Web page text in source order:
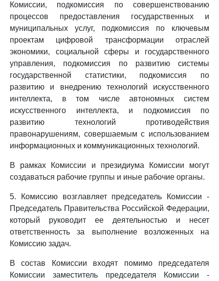
Комиссии, подкомиссия по совершенствованию
процессов предоставления государственных и
муниципальных услуг, подкомиссия по ключевым
проектам цифровой трансформации отраслей
экономики, социальной сферы и государственного
управления, подкомиссия по развитию системы
государственной статистики, подкомиссия по
развитию и внедрению технологий искусственного
интеллекта, в том числе автономных систем
искусственного интеллекта, и подкомиссия по
развитию технологий противодействия
правонарушениям, совершаемым с использованием
информационных и коммуникационных технологий.
В рамках Комиссии и президиума Комиссии могут
создаваться рабочие группы и иные рабочие органы.
5. Комиссию возглавляет председатель Комиссии -
Председатель Правительства Российской Федерации,
который руководит ее деятельностью и несет
ответственность за выполнение возложенных на
Комиссию задач.
В состав Комиссии входят помимо председателя
Комиссии заместитель председателя Комиссии -